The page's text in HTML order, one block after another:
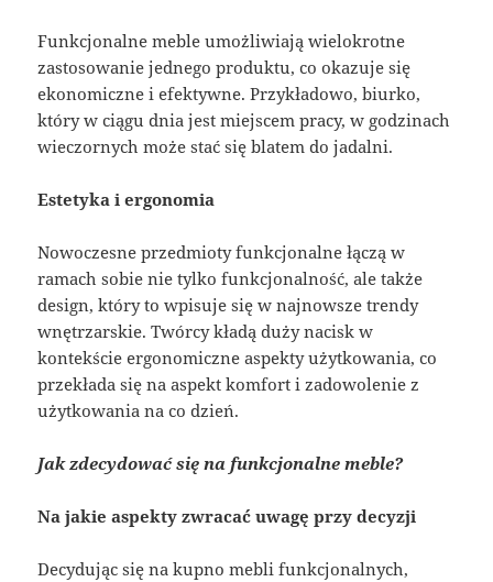
Funkcjonalne meble umożliwiają wielokrotne
zastosowanie jednego produktu, co okazuje się
ekonomiczne i efektywne. Przykładowo, biurko,
który w ciągu dnia jest miejscem pracy, w godzinach
wieczornych może stać się blatem do jadalni.
Estetyka i ergonomia
Nowoczesne przedmioty funkcjonalne łączą w
ramach sobie nie tylko funkcjonalność, ale także
design, który to wpisuje się w najnowsze trendy
wnętrzarskie. Twórcy kładą duży nacisk w
kontekście ergonomiczne aspekty użytkowania, co
przekłada się na aspekt komfort i zadowolenie z
użytkowania na co dzień.
Jak zdecydować się na funkcjonalne meble?
Na jakie aspekty zwracać uwagę przy decyzji
Decydując się na kupno mebli funkcjonalnych,